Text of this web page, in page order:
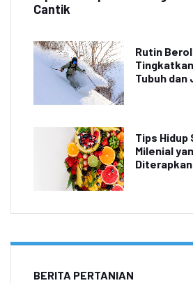
Cantik
Rutin
Tubuh dan
Tips Hidup
Milenial
Diterapkan
BERITA PERTANIAN